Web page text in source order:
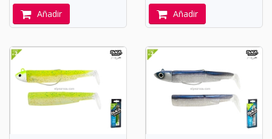
Añadir Añadir